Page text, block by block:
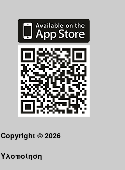
Copyright © 2026
Υλοποίηση